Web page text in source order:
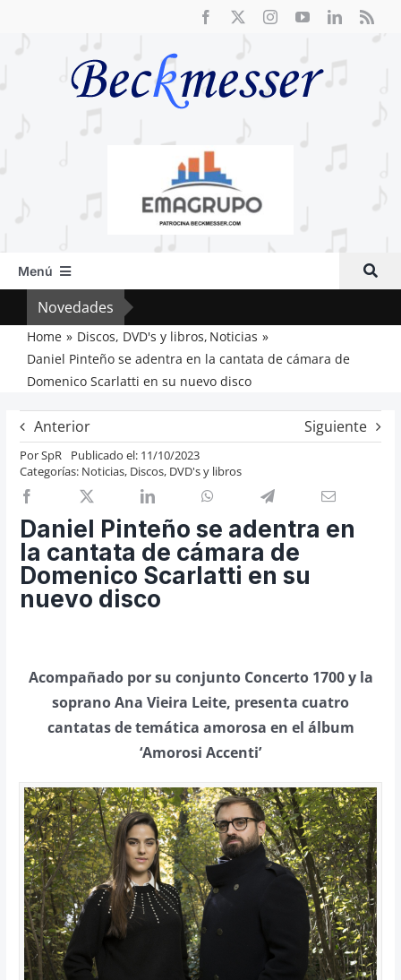
Menú
Inicio
Actual
Artículos
Previos de ópera
Entrevistas
Recomendación
Nosotros y privacidad
Buscar:
Novedades
Home Discos, DVD's y libros Noticias
Daniel Pinteño se adentra en la cantata de cámara de
Domenico Scarlatti en su nuevo disco
Anterior Siguiente
PorSpR
Publicado el: 11/10/2023
Categorías: Noticias, Discos, DVD's y libros
Daniel Pinteño se adentra en
la cantata de cámara de
Domenico Scarlatti en su
nuevo disco
Acompañado por su conjunto Concerto 1700 y la
soprano Ana Vieira Leite, presenta cuatro
cantatas de temática amorosa en el álbum
‘Amorosi Accenti’